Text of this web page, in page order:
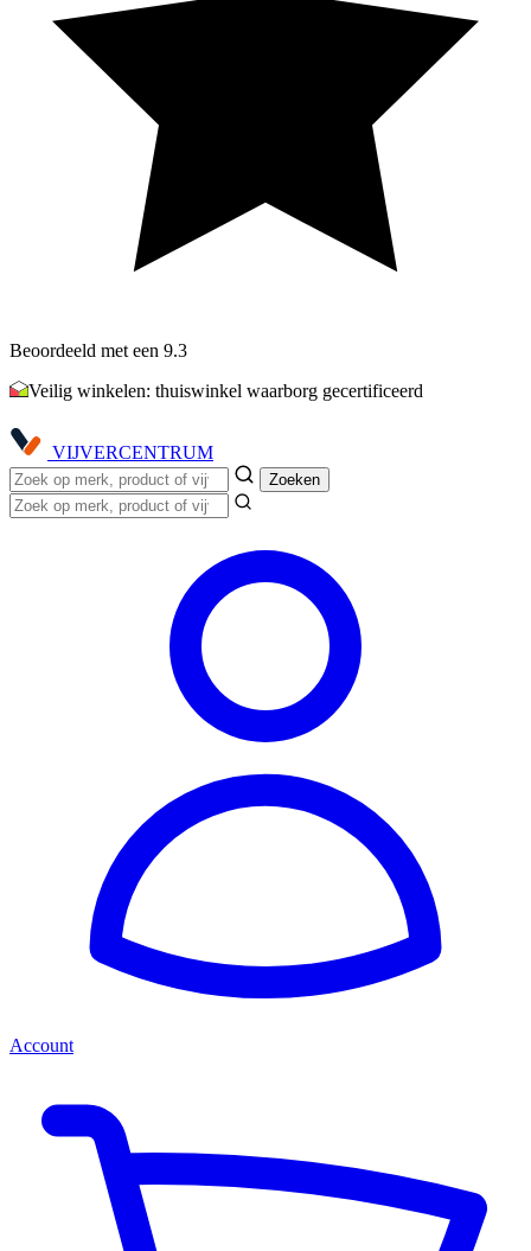
Beoordeeld met een 9.3
Veilig winkelen: thuiswinkel waarborg gecertificeerd
VIJVERCENTRUM
Zoeken
Account